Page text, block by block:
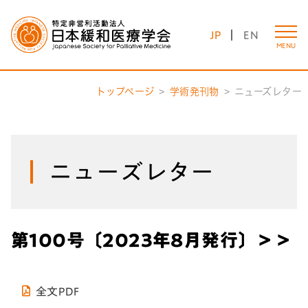
JP EN
MENU
トップページ 学術発刊物 ニューズレター
ニューズレター
第100号〔2023年8月発行〕＞＞
全文PDF